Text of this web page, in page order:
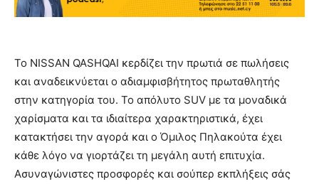
Το NISSAN QASHQAI κερδίζει την πρωτιά σε πωλήσεις
και αναδεικνύεται ο αδιαμφισβήτητος πρωταθλητής
στην κατηγορία του. Το απόλυτο SUV με τα μοναδικά
χαρίσματα και τα ιδιαίτερα χαρακτηριστικά, έχει
κατακτήσει την αγορά και ο Όμιλος Πηλακούτα έχει
κάθε λόγο να γιορτάζει τη μεγάλη αυτή επιτυχία.
Ασυναγώνιστες προσφορές και σούπερ εκπλήξεις σάς